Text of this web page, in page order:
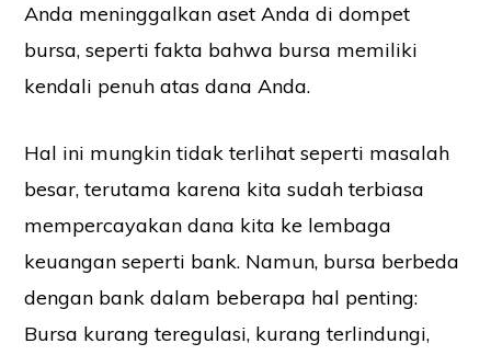
Anda meninggalkan aset Anda di dompet
bursa, seperti fakta bahwa bursa memiliki
kendali penuh atas dana Anda.
Hal ini mungkin tidak terlihat seperti masalah
besar, terutama karena kita sudah terbiasa
mempercayakan dana kita ke lembaga
keuangan seperti bank. Namun, bursa berbeda
dengan bank dalam beberapa hal penting:
Bursa kurang teregulasi, kurang terlindungi,